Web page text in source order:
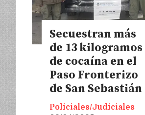
Secuestran más
de 13 kilogramos
de cocaína en el
Paso Fronterizo
de San Sebastián
Policiales/Judiciales